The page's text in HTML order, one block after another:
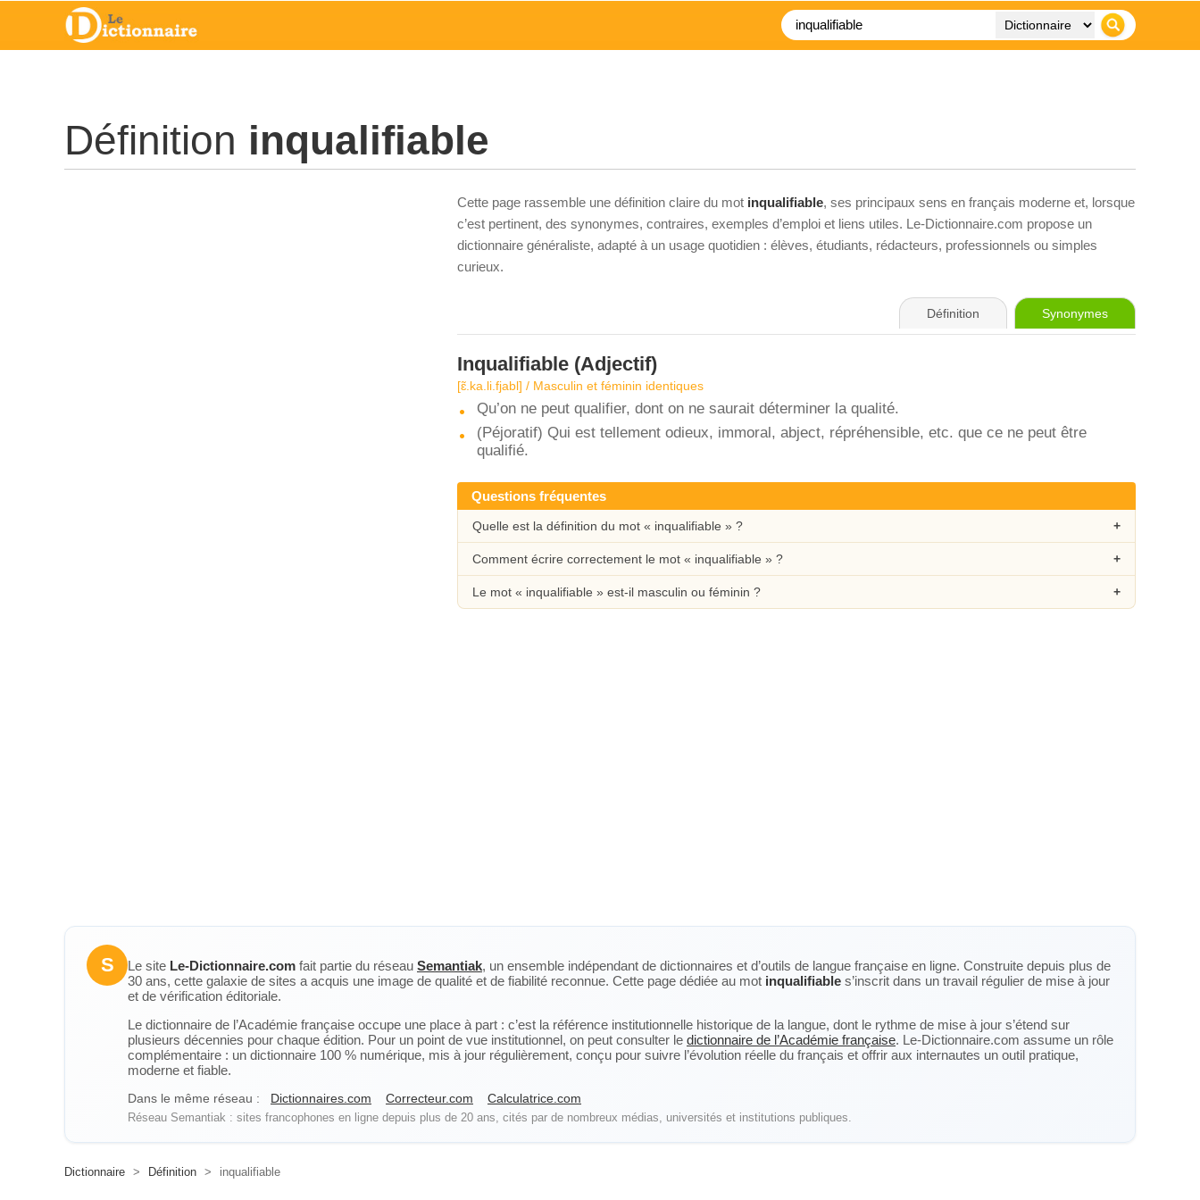
Définition inqualifiable
Cette page rassemble une définition claire du mot inqualifiable, ses principaux sens en français moderne et, lorsque
c’est pertinent, des synonymes, contraires, exemples d’emploi et liens utiles. Le-Dictionnaire.com propose un
dictionnaire généraliste, adapté à un usage quotidien : élèves, étudiants, rédacteurs, professionnels ou simples
curieux.
Définition Synonymes
Inqualifiable (Adjectif)
[ɛ̃.ka.li.fjabl] / Masculin et féminin identiques
Qu’on ne peut qualifier, dont on ne saurait déterminer la qualité.
(Péjoratif) Qui est tellement odieux, immoral, abject, répréhensible, etc. que ce ne peut être
qualifié.
Questions fréquentes
Quelle est la définition du mot « inqualifiable » ?
Comment écrire correctement le mot « inqualifiable » ?
Le mot « inqualifiable » est-il masculin ou féminin ?
S Le site Le-Dictionnaire.com fait partie du réseau Semantiak, un ensemble indépendant de dictionnaires et d’outils de langue française en ligne. Construite depuis plus de
30 ans, cette galaxie de sites a acquis une image de qualité et de fiabilité reconnue. Cette page dédiée au mot inqualifiable s’inscrit dans un travail régulier de mise à jour
et de vérification éditoriale.
Le dictionnaire de l’Académie française occupe une place à part : c’est la référence institutionnelle historique de la langue, dont le rythme de mise à jour s’étend sur
plusieurs décennies pour chaque édition. Pour un point de vue institutionnel, on peut consulter le dictionnaire de l’Académie française. Le-Dictionnaire.com assume un rôle
complémentaire : un dictionnaire 100 % numérique, mis à jour régulièrement, conçu pour suivre l’évolution réelle du français et offrir aux internautes un outil pratique,
moderne et fiable.
Dans le même réseau : Dictionnaires.com Correcteur.com Calculatrice.com
Réseau Semantiak : sites francophones en ligne depuis plus de 20 ans, cités par de nombreux médias, universités et institutions publiques.
Dictionnaire > Définition > inqualifiable